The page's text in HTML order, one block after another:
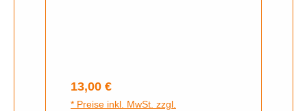
Regulärer Preis:
13,00 €
* Preise inkl. MwSt. zzgl.